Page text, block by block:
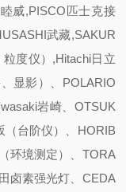
威,PISCO匹士克接
武藏,SAKUR
度仪）,Hitachi日立
显影）、POLARIO
岩崎、OTSUK
（台阶仪）、HORIB
环境测定）、TORA
卤素强光灯、CEDA